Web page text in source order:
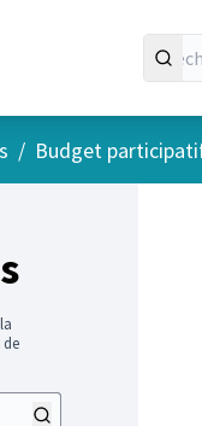
/ Budget